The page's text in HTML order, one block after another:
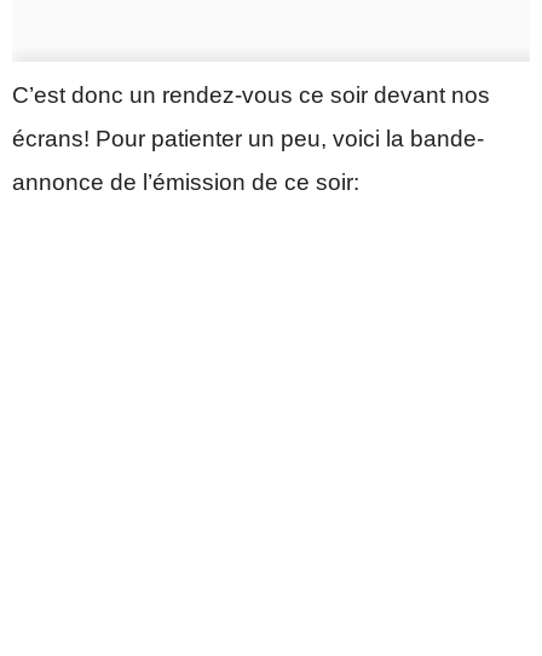
C’est donc un rendez-vous ce soir devant nos
écrans! Pour patienter un peu, voici la bande-
annonce de l’émission de ce soir: